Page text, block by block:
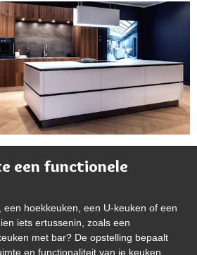
een functionele
hoekkeuken, een U-keuken of een
iets ertussenin, zoals een
met bar? De opstelling bepaalt
en functionaliteit van je keuken.